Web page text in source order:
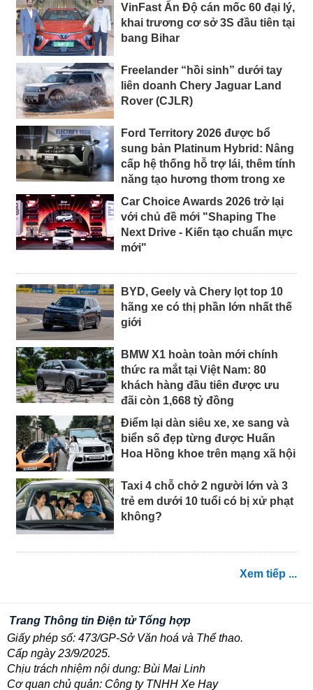
VinFast Ấn Độ cán mốc 60 đại lý,
khai trương cơ sở 3S đầu tiên tại
bang Bihar
Freelander “hồi sinh” dưới tay
liên doanh Chery Jaguar Land
Rover (CJLR)
Ford Territory 2026 được bổ
sung bản Platinum Hybrid: Nâng
cấp hệ thống hỗ trợ lái, thêm tính
năng tạo hương thơm trong xe
Car Choice Awards 2026 trở lại
với chủ đề mới "Shaping The
Next Drive - Kiến tạo chuẩn mực
mới"
BYD, Geely và Chery lọt top 10
hãng xe có thị phần lớn nhất thế
giới
BMW X1 hoàn toàn mới chính
thức ra mắt tại Việt Nam: 80
khách hàng đầu tiên được ưu
đãi còn 1,668 tỷ đồng
Điểm lại dàn siêu xe, xe sang và
biển số đẹp từng được Huấn
Hoa Hồng khoe trên mạng xã hội
Taxi 4 chỗ chở 2 người lớn và 3
trẻ em dưới 10 tuổi có bị xử phạt
không?
Xem tiếp ...
Trang Thông tin Điện tử Tổng hợp
Giấy phép số: 473/GP-Sở Văn hoá và Thể thao.
Cấp ngày 23/9/2025.
Chịu trách nhiệm nội dung: Bùi Mai Linh
Cơ quan chủ quản: Công ty TNHH Xe Hay